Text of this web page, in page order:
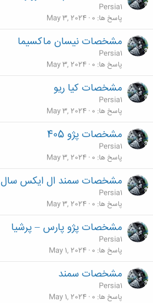
Persia1
پاسخ ها 0
May 3, 2024
مشخصات نیسان ماکسیما
Persia1
پاسخ ها 0
May 3, 2024
مشخصات کیا ریو
Persia1
پاسخ ها 0
May 3, 2024
مشخصات پژو 405
Persia1
پاسخ ها 0
May 3, 2024
مشخصات سمند ال ایکس سال LX
Persia1
پاسخ ها 0
May 3, 2024
مشخصات پژو پارس – پرشیا
Persia1
پاسخ ها 0
May 1, 2024
مشخصات سمند
Persia1
پاسخ ها 0
May 1, 2024